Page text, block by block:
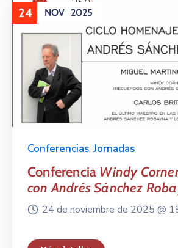
24 NOV 2025
Conferencias, Jornadas
Conferencia Windy
con Andrés Sánchez
24 de noviembre de 2025 @